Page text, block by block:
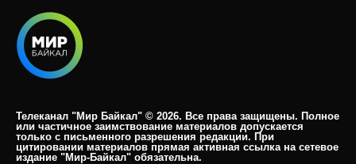
Телеканал "Мир Байкал" © 2026. Все права защищены. Полное
или частичное заимствование материалов допускается
только с письменного разрешения редакции. При
цитировании материалов прямая активная ссылка на сетевое
издание "Мир-Байкал" обязательна.​